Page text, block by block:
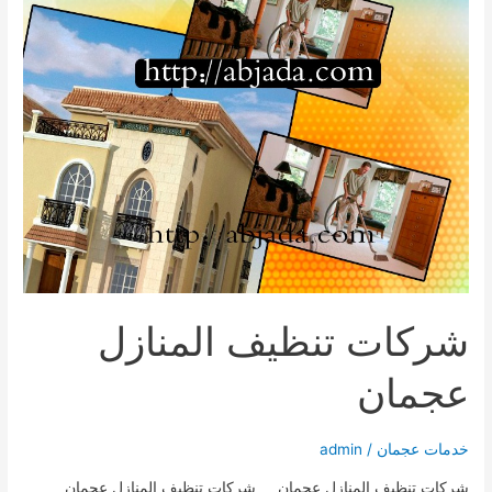
شركات تنظيف المنازل
عجمان
خدمات عجمان /
admin
شركات تنظيف المنازل عجمان شركات تنظيف المنازل عجمان